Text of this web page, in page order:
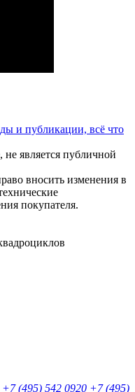
и публикации, всё что
является публичной
вносить изменения в
покупателя.
+7 (495) 542 0920 +7 (495)